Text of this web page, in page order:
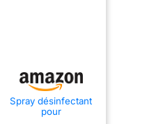
Spray désinfectant
pour